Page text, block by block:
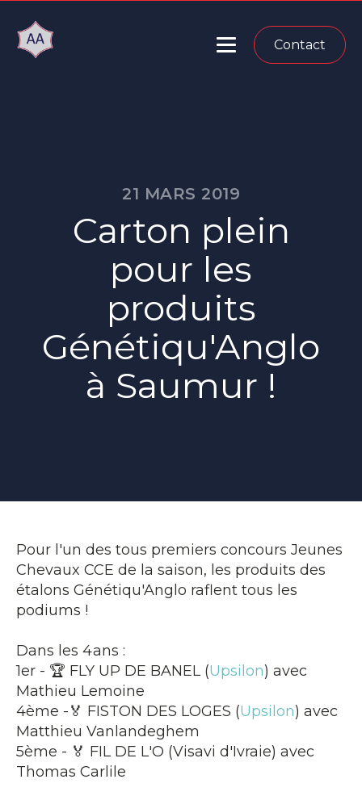
Contact
21 MARS 2019
Carton plein
pour les
produits
Génétiqu'Anglo
à Saumur !
Pour l'un des tous premiers concours Jeunes
Chevaux CCE de la saison, les produits des
étalons Génétiqu'Anglo raflent tous les
podiums !
Dans les 4ans :
1er - 🏆 FLY UP DE BANEL (Upsilon) avec
Mathieu Lemoine
4ème -🏅 FISTON DES LOGES (Upsilon) avec
Matthieu Vanlandeghem
5ème - 🏅 FIL DE L'O (Visavi d'Ivraie) avec
Thomas Carlile